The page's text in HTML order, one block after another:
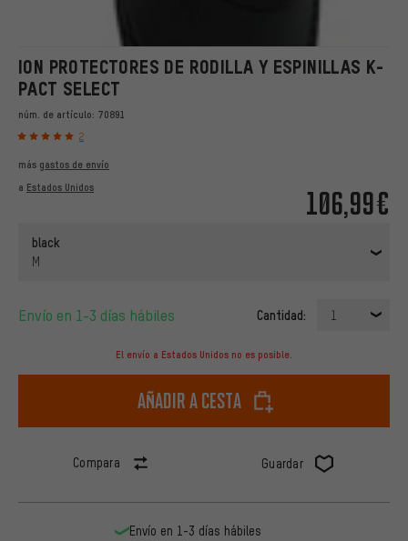
ION PROTECTORES DE RODILLA Y ESPINILLAS K-
PACT SELECT
núm. de artículo: 70891
2
106,99€
más gastos de envío
a Estados Unidos
black
M
Envío en 1-3 días hábiles Cantidad: 1
El envío a Estados Unidos no es posible.
Añadir a cesta
Compara Guardar
Envío en 1-3 días hábiles